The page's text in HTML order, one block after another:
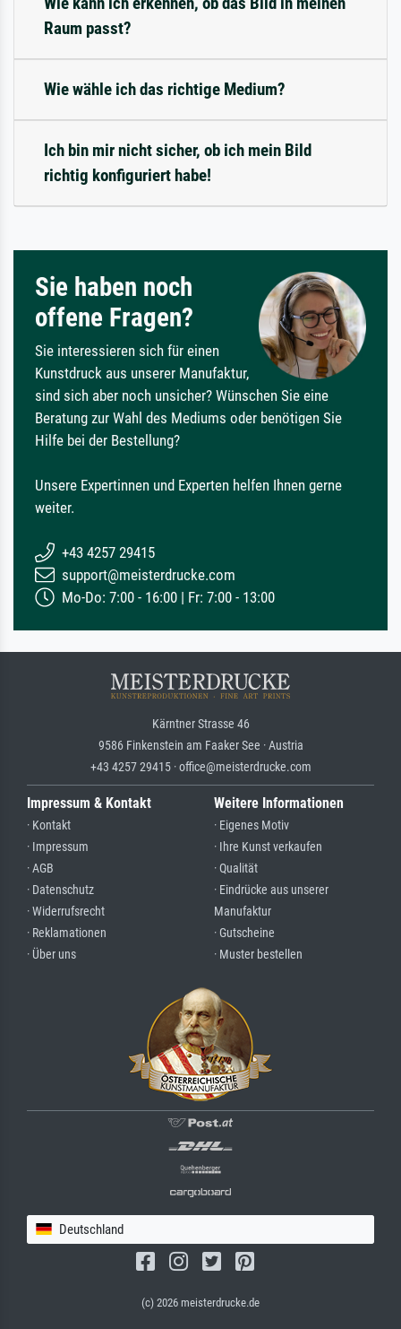
Raum passt?
Wie wähle ich das richtige Medium?
Ich bin mir nicht sicher, ob ich mein Bild
richtig konfiguriert habe!
Sie haben noch
offene Fragen?
Sie interessieren sich für einen
Kunstdruck aus unserer Manufaktur,
sind sich aber noch unsicher? Wünschen Sie eine
Beratung zur Wahl des Mediums oder benötigen Sie
Hilfe bei der Bestellung?
Unsere Expertinnen und Experten helfen Ihnen gerne
weiter.
+43 4257 29415
support@meisterdrucke.com
Mo-Do: 7:00 - 16:00 | Fr: 7:00 - 13:00
Kärntner Strasse 46
9586 Finkenstein am Faaker See · Austria
+43 4257 29415 · office@meisterdrucke.com
Impressum & Kontakt
· Kontakt
· Impressum
· AGB
· Datenschutz
· Widerrufsrecht
· Reklamationen
· Über uns
Weitere Informationen
· Eigenes Motiv
· Ihre Kunst verkaufen
· Qualität
· Eindrücke aus unserer
Manufaktur
· Gutscheine
· Muster bestellen
Deutschland
(c) 2026 meisterdrucke.de